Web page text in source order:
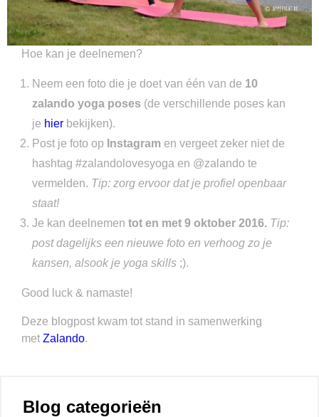
Blog categorieën
Hoe kan je deelnemen?
Neem een foto die je doet van één van de 10
zalando yoga poses (de verschillende poses kan
je hier bekijken).
Post je foto op Instagram en vergeet zeker niet de
hashtag #zalandolovesyoga en @zalando te
vermelden. Tip: zorg ervoor dat je profiel openbaar
staat!
Je kan deelnemen tot en met 9 oktober 2016. Tip:
post dagelijks een nieuwe foto en verhoog zo je
kansen, alsook je yoga skills ;).
Good luck & namaste!
Deze blogpost kwam tot stand in samenwerking
met Zalando.